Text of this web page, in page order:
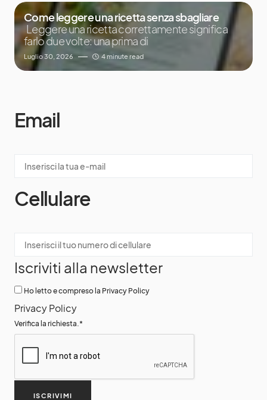
Come leggere una ricetta senza sbagliare
Leggere una ricetta correttamente significa
farlo due volte: una prima di
Luglio 30, 2026 4 minute read
Email
Cellulare
Iscriviti alla newsletter
Ho letto e compreso la Privacy Policy
Privacy Policy
Verifica la richiesta.*
ISCRIVIMI